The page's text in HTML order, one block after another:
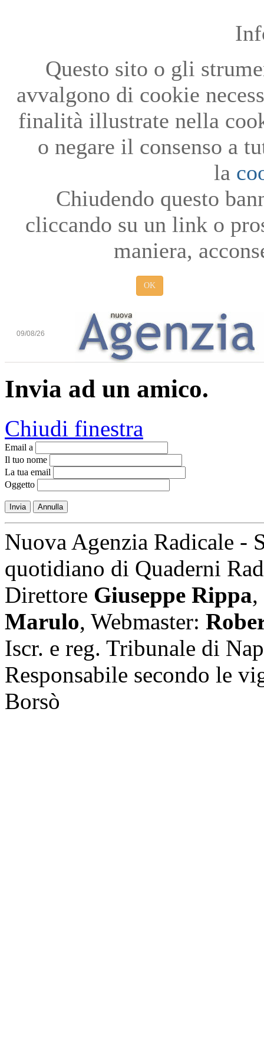
Questo sito o gli
avvalgono di cookie
finalità illustrate nella
o negare il consenso a
la
Chiudendo questo
cliccando su un link o
maniera,
OK
09/08/26
Invia ad un amico.
Chiudi finestra
Email a
Il tuo nome
La tua email
Oggetto
Invia Annulla
Nuova Agenzia Radicale -
quotidiano di Quaderni
Direttore Giuseppe Rippa,
Marulo, Webmaster:
Iscr. e reg. Tribunale di
Responsabile secondo le
Borsò